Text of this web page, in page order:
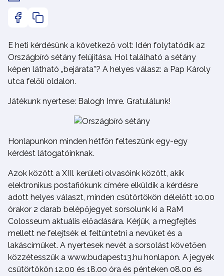
E heti kérdésünk a következő volt: Idén folytatódik az
Országbíró sétány felújítása. Hol található a sétány
képen látható „bejárata”? A helyes válasz: a Pap Károly
utca felőli oldalon.
Játékunk nyertese: Balogh Imre. Gratulálunk!
Honlapunkon minden hétfőn felteszünk egy-egy
kérdést látogatóinknak.
Azok között a XIII. kerületi olvasóink között, akik
elektronikus postafiókunk címére elküldik a kérdésre
adott helyes választ, minden csütörtökön délelőtt 10.00
órakor 2 darab belépőjegyet sorsolunk ki a RaM
Colosseum aktuális előadására. Kérjük, a megfejtés
mellett ne felejtsék el feltüntetni a nevüket és a
lakáscímüket. A nyertesek nevét a sorsolást követően
közzétesszük a www.budapest13.hu honlapon. A jegyek
csütörtökön 12.00 és 18.00 óra és pénteken 08.00 és